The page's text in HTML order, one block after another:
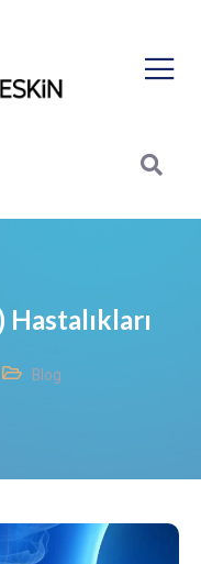
Hastalıkları
Blog